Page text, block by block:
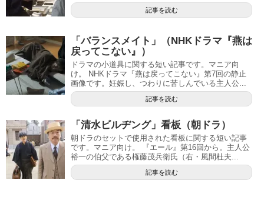
記事を読む
「バランスメイト」（NHKドラマ『燕は
戻ってこない』）
ドラマの小道具に関する短い記事です。マニア向
け。 NHKドラマ『燕は戻ってこない』第7回の静止
画像です。妊娠し、つわりに苦しんでいる主人公...
記事を読む
「清水ビルヂング」看板（朝ドラ）
朝ドラのセットで使用された看板に関する短い記事
です。マニア向け。 『エール』第16回から。主人公
裕一の伯父である権藤茂兵衛氏（右・風間杜夫...
記事を読む